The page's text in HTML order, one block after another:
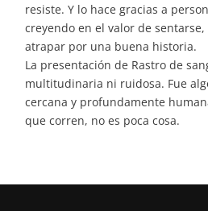
resiste. Y lo hace gracias a
creyendo en el valor de
atrapar por una buena historia.
La presentación de Rastro de
multitudinaria ni ruidosa. Fue
cercana y profundamente
que corren, no es poca cosa.